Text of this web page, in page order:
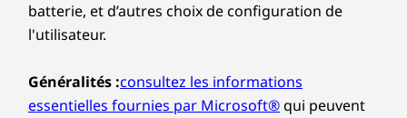
batterie, et d’autres choix de configuration de
l'utilisateur.
Généralités :consultez les informations
essentielles fournies par Microsoft®qui peuvent